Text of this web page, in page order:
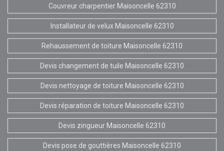
Couvreur charpentier Maisoncelle 62310
Installateur de velux Maisoncelle 62310
Rehaussement de toiture Maisoncelle 62310
Devis changement de tuile Maisoncelle 62310
Devis nettoyage de toiture Maisoncelle 62310
Devis réparation de toiture Maisoncelle 62310
Devis zingueur Maisoncelle 62310
Devis pose de gouttières Maisoncelle 62310